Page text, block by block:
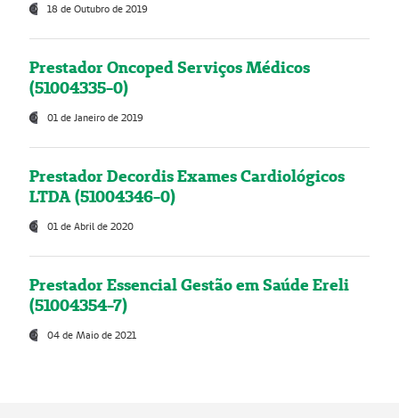
18 de Outubro de 2019
Prestador Oncoped Serviços Médicos
(51004335-0)
01 de Janeiro de 2019
Prestador Decordis Exames Cardiológicos
LTDA (51004346-0)
01 de Abril de 2020
Prestador Essencial Gestão em Saúde Ereli
(51004354-7)
04 de Maio de 2021